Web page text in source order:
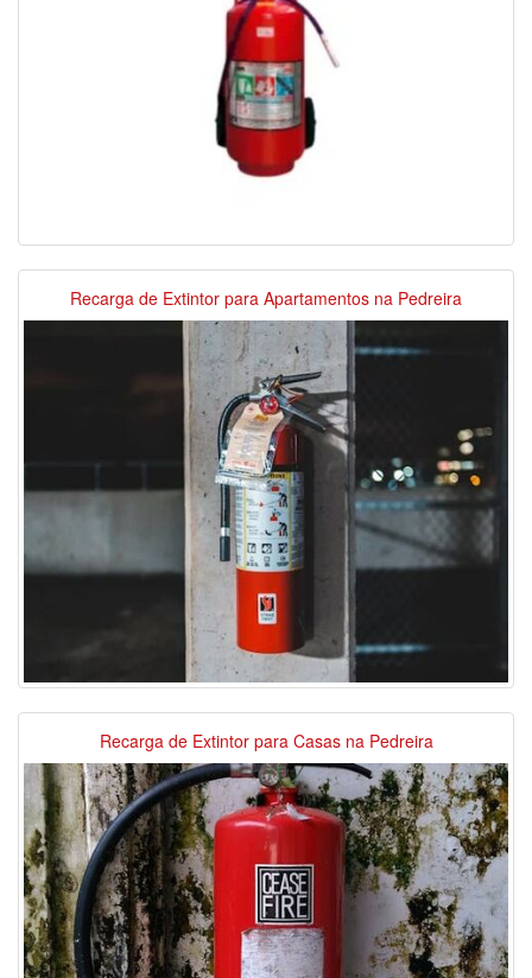
Recarga de Extintor para Apartamentos na Pedreira
Recarga de Extintor para Casas na Pedreira